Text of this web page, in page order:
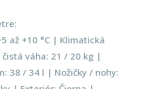
až +10 °C | Klimatická
váha: 21 / 20 kg |
38 / 34 l | Nožičky / nohy: